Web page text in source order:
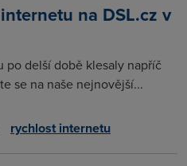
na DSL.cz v
delší době klesaly napříč
se na naše nejnovější...
rychlost internetu